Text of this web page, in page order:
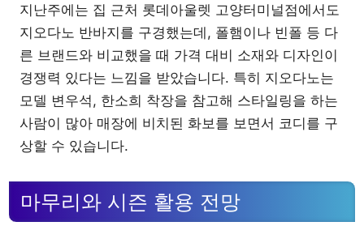
지난주에는 집 근처 롯데아울렛 고양터미널점에서도
지오다노 반바지를 구경했는데, 폴햄이나 빈폴 등 다
른 브랜드와 비교했을 때 가격 대비 소재와 디자인이
경쟁력 있다는 느낌을 받았습니다. 특히 지오다노는
모델 변우석, 한소희 착장을 참고해 스타일링을 하는
사람이 많아 매장에 비치된 화보를 보면서 코디를 구
상할 수 있습니다.
마무리와 시즌 활용 전망